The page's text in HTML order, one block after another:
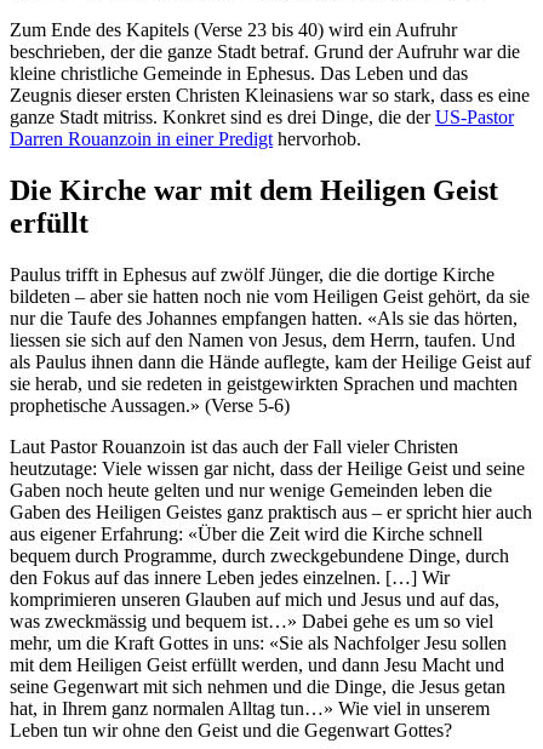
Zum Ende des Kapitels (Verse 23 bis 40) wird ein Aufruhr
beschrieben, der die ganze Stadt betraf. Grund der Aufruhr war die
kleine christliche Gemeinde in Ephesus. Das Leben und das
Zeugnis dieser ersten Christen Kleinasiens war so stark, dass es eine
ganze Stadt mitriss. Konkret sind es drei Dinge, die derUS-Pastor
Darren Rouanzoin in einer Predigt hervorhob.
Die Kirche war mit dem Heiligen Geist
erfüllt
Paulus trifft in Ephesus auf zwölf Jünger, die die dortige Kirche
bildeten – aber sie hatten noch nie vom Heiligen Geist gehört, da sie
nur die Taufe des Johannes empfangen hatten. «Als sie das hörten,
liessen sie sich auf den Namen von Jesus, dem Herrn, taufen. Und
als Paulus ihnen dann die Hände auflegte, kam der Heilige Geist auf
sie herab, und sie redeten in geistgewirkten Sprachen und machten
prophetische Aussagen.» (Verse 5-6)
Laut Pastor Rouanzoin ist das auch der Fall vieler Christen
heutzutage: Viele wissen gar nicht, dass der Heilige Geist und seine
Gaben noch heute gelten und nur wenige Gemeinden leben die
Gaben des Heiligen Geistes ganz praktisch aus – er spricht hier auch
aus eigener Erfahrung: «Über die Zeit wird die Kirche schnell
bequem durch Programme, durch zweckgebundene Dinge, durch
den Fokus auf das innere Leben jedes einzelnen. […] Wir
komprimieren unseren Glauben auf mich und Jesus und auf das,
was zweckmässig und bequem ist…» Dabei gehe es um so viel
mehr, um die Kraft Gottes in uns: «Sie als Nachfolger Jesu sollen
mit dem Heiligen Geist erfüllt werden, und dann Jesu Macht und
seine Gegenwart mit sich nehmen und die Dinge, die Jesus getan
hat, in Ihrem ganz normalen Alltag tun…» Wie viel in unserem
Leben tun wir ohne den Geist und die Gegenwart Gottes?